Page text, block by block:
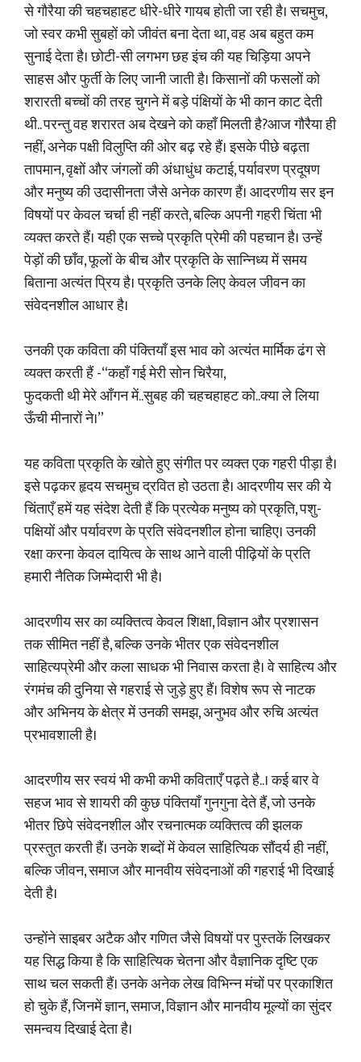
से गौरैया की चहचहाहट धीरे-धीरे गायब होती जा रही है। सचमुच,
जो स्वर कभी सुबहों को जीवंत बना देता था, वह अब बहुत कम
सुनाई देता है। छोटी-सी लगभग छह इंच की यह चिड़िया अपने
साहस और फुर्ती के लिए जानी जाती है। किसानों की फसलों को
शरारती बच्चों की तरह चुगने में बड़े पंक्षियों के भी कान काट देती
थी.. परन्तु वह शरारत अब देखने को कहाँ मिलती है?आज गौरैया ही
नहीं, अनेक पक्षी विलुप्ति की ओर बढ़ रहे हैं। इसके पीछे बढ़ता
तापमान, वृक्षों और जंगलों की अंधाधुंध कटाई, पर्यावरण प्रदूषण
और मनुष्य की उदासीनता जैसे अनेक कारण हैं। आदरणीय सर इन
विषयों पर केवल चर्चा ही नहीं करते, बल्कि अपनी गहरी चिंता भी
व्यक्त करते हैं। यही एक सच्चे प्रकृति प्रेमी की पहचान है। उन्हें
पेड़ों की छाँव, फूलों के बीच और प्रकृति के सान्निध्य में समय
बिताना अत्यंत प्रिय है। प्रकृति उनके लिए केवल जीवन का
संवेदनशील आधार है।
उनकी एक कविता की पंक्तियाँ इस भाव को अत्यंत मार्मिक ढंग से
व्यक्त करती हैं -“कहाँ गई मेरी सोन चिरैया,
फुदकती थी मेरे आँगन में..सुबह की चहचहाहट को..क्या ले लिया
ऊँची मीनारों ने।”
यह कविता प्रकृति के खोते हुए संगीत पर व्यक्त एक गहरी पीड़ा है।
इसे पढ़कर हृदय सचमुच द्रवित हो उठता है। आदरणीय सर की ये
चिंताएँ हमें यह संदेश देती हैं कि प्रत्येक मनुष्य को प्रकृति, पशु-
पक्षियों और पर्यावरण के प्रति संवेदनशील होना चाहिए। उनकी
रक्षा करना केवल दायित्व के साथ आने वाली पीढ़ियों के प्रति
हमारी नैतिक जिम्मेदारी भी है।
आदरणीय सर का व्यक्तित्व केवल शिक्षा, विज्ञान और प्रशासन
तक सीमित नहीं है, बल्कि उनके भीतर एक संवेदनशील
साहित्यप्रेमी और कला साधक भी निवास करता है। वे साहित्य और
रंगमंच की दुनिया से गहराई से जुड़े हुए हैं। विशेष रूप से नाटक
और अभिनय के क्षेत्र में उनकी समझ, अनुभव और रुचि अत्यंत
प्रभावशाली है।
आदरणीय सर स्वयं भी कभी कभी कविताएँ पढ़ते है..। कई बार वे
सहज भाव से शायरी की कुछ पंक्तियाँ गुनगुना देते हैं, जो उनके
भीतर छिपे संवेदनशील और रचनात्मक व्यक्तित्व की झलक
प्रस्तुत करती हैं। उनके शब्दों में केवल साहित्यिक सौंदर्य ही नहीं,
बल्कि जीवन, समाज और मानवीय संवेदनाओं की गहराई भी दिखाई
देती है।
उन्होंने साइबर अटैक और गणित जैसे विषयों पर पुस्तकें लिखकर
यह सिद्ध किया है कि साहित्यिक चेतना और वैज्ञानिक दृष्टि एक
साथ चल सकती हैं। उनके अनेक लेख विभिन्न मंचों पर प्रकाशित
हो चुके हैं, जिनमें ज्ञान, समाज, विज्ञान और मानवीय मूल्यों का सुंदर
समन्वय दिखाई देता है।